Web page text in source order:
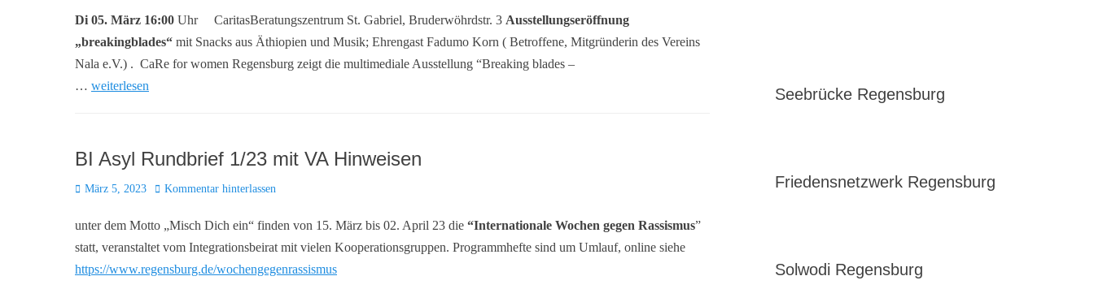
Di 05. März 16:00 Uhr CaritasBeratungszentrum St. Gabriel, Bruderwöhrdstr. 3 Ausstellungseröffnung
„breakingblades“ mit Snacks aus Äthiopien und Musik; Ehrengast Fadumo Korn ( Betroffene, Mitgründerin des Vereins
Nala e.V.) . CaRe for women Regensburg zeigt die multimediale Ausstellung “Breaking blades –
… weiterlesen
BI Asyl Rundbrief 1/23 mit VA Hinweisen
Posted
März 5, 2023 Kommentar hinterlassen
unter dem Motto „Misch Dich ein“ finden von 15. März bis 02. April 23 die “Internationale Wochen gegen Rassismus”
statt, veranstaltet vom Integrationsbeirat mit vielen Kooperationsgruppen. Programmhefte sind um Umlauf, online siehe
https://www.regensburg.de/wochengegenrassismus
Seebrücke Regensburg
Friedensnetzwerk Regensburg
Solwodi Regensburg